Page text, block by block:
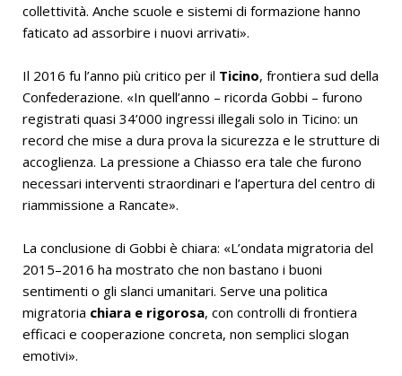
collettività. Anche scuole e sistemi di formazione hanno
faticato ad assorbire i nuovi arrivati».
Il 2016 fu l’anno più critico per il Ticino, frontiera sud della
Confederazione. «In quell’anno – ricorda Gobbi – furono
registrati quasi 34’000 ingressi illegali solo in Ticino: un
record che mise a dura prova la sicurezza e le strutture di
accoglienza. La pressione a Chiasso era tale che furono
necessari interventi straordinari e l’apertura del centro di
riammissione a Rancate».
La conclusione di Gobbi è chiara: «L’ondata migratoria del
2015–2016 ha mostrato che non bastano i buoni
sentimenti o gli slanci umanitari. Serve una politica
migratoria chiara e rigorosa, con controlli di frontiera
efficaci e cooperazione concreta, non semplici slogan
emotivi».